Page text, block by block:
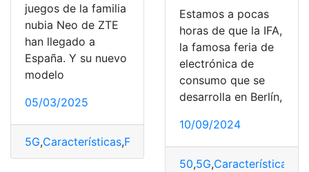
juegos de la familia
nubia Neo de ZTE
han llegado a
España. Y su nuevo
modelo
05/03/2025
5G,Características,Ficha
Estamos a pocas
horas de que la IFA,
la famosa feria de
electrónica de
consumo que se
desarrolla en Berlín,
10/09/2024
50,5G,Características